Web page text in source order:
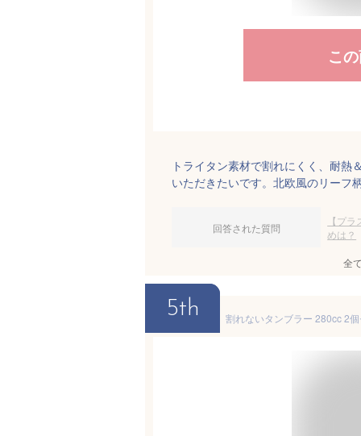
こ
トライタン素材で割れにくく、耐
いただきたいです。北欧風のリーフ
回答された質問
【プ
めは？
全
5th